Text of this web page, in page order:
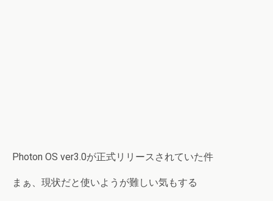
Photon OS ver3.0が正式リリースされていた件
まぁ、現状だと使いようが難しい気もする